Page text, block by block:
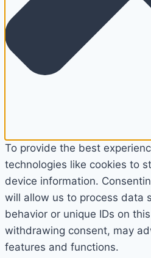
To provide the best
technologies like cookies to
device information.
will allow us to process data
behavior or unique IDs on
withdrawing consent, may
features and functions.